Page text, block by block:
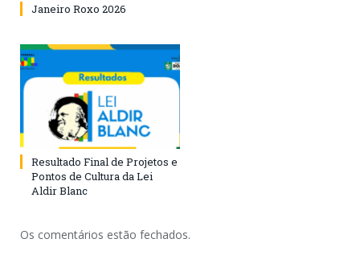
Janeiro Roxo 2026
Resultado Final de Projetos e
Pontos de Cultura da Lei
Aldir Blanc
Os comentários estão fechados.